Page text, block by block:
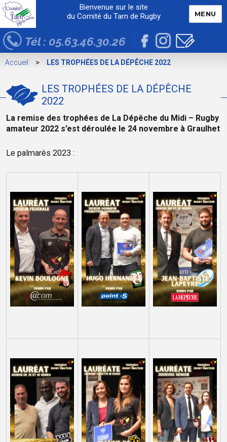
Bienvenue sur le site
du Comité du Tarn de Rugby
Tél : 05.63.46.30.26
MENU
Accueil > LES TROPHÉES DE LA DÉPÊCHE 2022
LES TROPHÉES DE LA DÉPÊCHE
2022
La remise des trophées de La Dépêche du Midi – Rugby
amateur 2022 s’est déroulée le 24 novembre à Graulhet
Le palmarès 2023 :